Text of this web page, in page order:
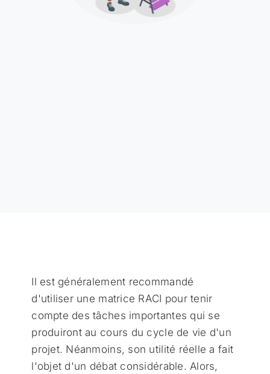
Il est généralement recommandé
d'utiliser une matrice RACI pour tenir
compte des tâches importantes qui se
produiront au cours du cycle de vie d'un
projet. Néanmoins, son utilité réelle a fait
l'objet d'un débat considérable. Alors,